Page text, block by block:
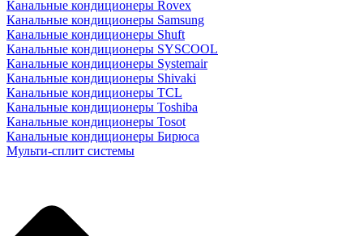
Канальные кондиционеры Rovex
Канальные кондиционеры Samsung
Канальные кондиционеры Shuft
Канальные кондиционеры SYSCOOL
Канальные кондиционеры Systemair
Канальные кондиционеры Shivaki
Канальные кондиционеры TCL
Канальные кондиционеры Toshiba
Канальные кондиционеры Tosot
Канальные кондиционеры Бирюса
Мульти-сплит системы